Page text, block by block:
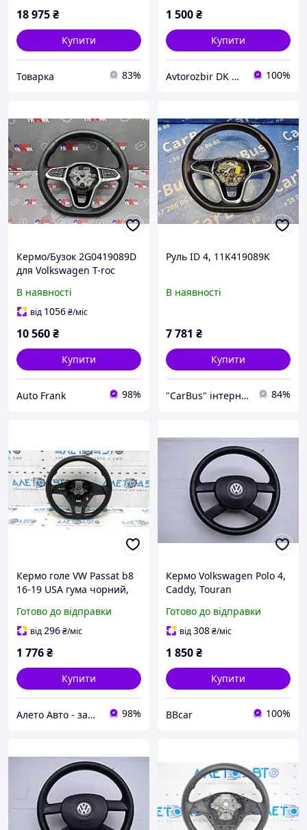
18 975₴
Купити
Товарка 83%
1 500₴
Купити
Avtorozbir DK Motors 100%
Кермо/Бузок 2G0419089D
для Volkswagen T-roc
В наявності
від 1056₴/міс
10 560₴
Купити
Auto Frank 98%
Руль ID 4, 11K419089K
В наявності
7 781 ₴
Купити
"CarBus" інтернет-магазин запчастин 84%
Кермо голе VW Passat b8
16-19 USA гума чорний,
надлом кріплення,
потертість
Готово до відправки
від296₴/міс
1 776₴
Купити
Алето Авто - запчастини на авто зі США 98%
Кермо Volkswagen Polo 4,
Caddy, Touran
6Q0880201E
Готово до відправки
від308₴/міс
1 850₴
Купити
BBcar 100%